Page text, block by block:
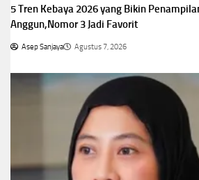
5 Tren Kebaya 2026 yang Bikin
Anggun,Nomor 3 Jadi Favorit
Asep Sanjaya Agustus 7, 2026